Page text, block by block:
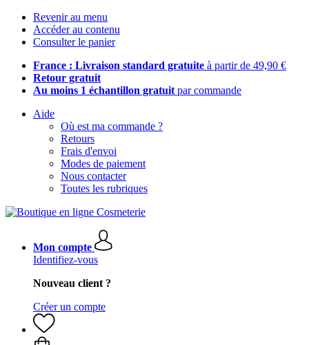
Revenir au menu
Accéder au contenu
Consulter le panier
France : Livraison standard gratuite à partir de 49,90 €
Retour gratuit
Au moins 1 échantillon gratuit par commande
Aide
Où est ma commande ?
Retours
Frais d'envoi
Modes de paiement
Nous contacter
Toutes les rubriques
Mon compte
Identifiez-vous
Nouveau client ?
Créer un compte